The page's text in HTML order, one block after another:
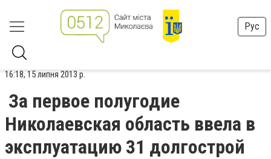
Рус
16:18, 15 липня 2013 р.
За первое полугодие
Николаевская область ввела в
эксплуатацию 31 долгострой